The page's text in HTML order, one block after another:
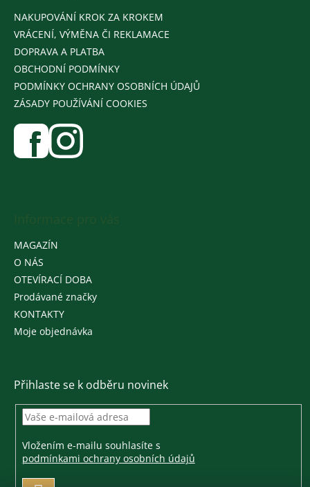
NAKUPOVÁNÍ KROK ZA KROKEM
VRÁCENÍ, VÝMĚNA ČI REKLAMACE
DOPRAVA A PLATBA
OBCHODNÍ PODMÍNKY
PODMÍNKY OCHRANY OSOBNÍCH ÚDAJŮ
ZÁSADY POUŽÍVÁNÍ COOKIES
MAGAZÍN
O NÁS
OTEVÍRACÍ DOBA
Prodávané značky
KONTAKTY
Moje objednávka
Přihlaste se k odběru novinek
Vložením e-mailu souhlasíte s
podmínkami ochrany osobních údajů